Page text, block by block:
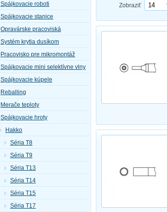
Zobraziť
Spájkovacie roboti
Spájkovacie stanice
Opravárske pracoviská
Systém krytia dusíkom
Pracovisko pre mikromontáž
Spájkovacie mini selektívne vlny
Spájkovacie kúpele
Reballing
Merače teploty
Spájkovacie hroty
Hakko
Séria T8
Séria T9
Séria T13
Séria T14
Séria T15
Séria T17